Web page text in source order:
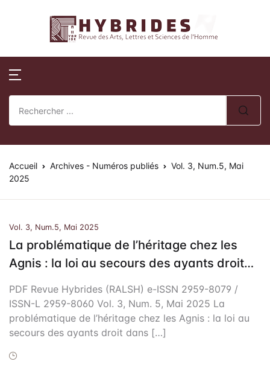
Revue Hybrides
Accueil
Publications
Numéros
Actes de
Revue Hybrides
Revue
Sur la révue
Comité
Soumission
Frais de
Politique de
Licence
Actualités
Compte
Se Connecter
Accueil Archives - Numéros publiés
Vol. 3, Num.5, Mai
2025
Vol. 3, Num.5, Mai 2025
La problématique de l’héritage chez les
Agnis : la loi au secours des ayants droit
dans le film ‘‘Adja–Tio’’ de Jean-Louis Koula
PDF Revue Hybrides (RALSH) e-ISSN 2959-8079 /
ISSN-L 2959-8060 Vol. 3, Num. 5, Mai 2025 La
problématique de l’héritage chez les Agnis : la loi au
secours des ayants droit dans […]